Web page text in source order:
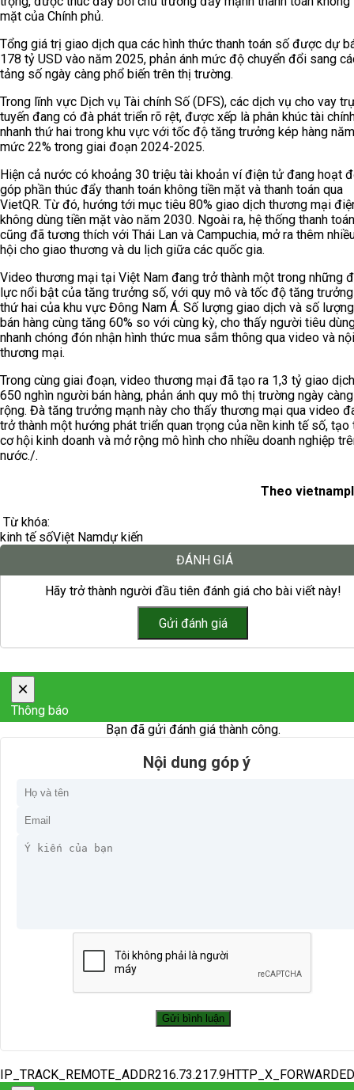
mặt của Chính phủ.
Tổng giá trị giao dịch qua các hình thức thanh toán số được dự
178 tỷ USD vào năm 2025, phản ánh mức độ chuyển đổi sang
tảng số ngày càng phổ biến trên thị trường.
Trong lĩnh vực Dịch vụ Tài chính Số (DFS), các dịch vụ cho vay
tuyến đang có đà phát triển rõ rệt, được xếp là phân khúc tài
nhanh thứ hai trong khu vực với tốc độ tăng trưởng kép hàng
mức 22% trong giai đoạn 2024-2025.
Hiện cả nước có khoảng 30 triệu tài khoản ví điện tử đang hoạt
góp phần thúc đẩy thanh toán không tiền mặt và thanh toán qua
VietQR. Từ đó, hướng tới mục tiêu 80% giao dịch thương mại
không dùng tiền mặt vào năm 2030. Ngoài ra, hệ thống thanh
cũng đã tương thích với Thái Lan và Campuchia, mở ra thêm
hội cho giao thương và du lịch giữa các quốc gia.
Video thương mại tại Việt Nam đang trở thành một trong những
lực nổi bật của tăng trưởng số, với quy mô và tốc độ tăng
thứ hai của khu vực Đông Nam Á. Số lượng giao dịch và số
bán hàng cùng tăng 60% so với cùng kỳ, cho thấy người tiêu
nhanh chóng đón nhận hình thức mua sắm thông qua video và
thương mại.
Trong cùng giai đoạn, video thương mại đã tạo ra 1,3 tỷ giao
650 nghìn người bán hàng, phản ánh quy mô thị trường ngày
rộng. Đà tăng trưởng mạnh này cho thấy thương mại qua video
trở thành một hướng phát triển quan trọng của nền kinh tế số, tạo
cơ hội kinh doanh và mở rộng mô hình cho nhiều doanh nghiệp
nước./.
Theo
Từ khóa:
kinh tế sốViệt Namdự kiến
ĐÁNH GIÁ
Hãy trở thành người đầu tiên đánh giá cho bài viết này!
×
Thông báo
Bạn đã gửi đánh giá thành công.
Nội dung góp ý